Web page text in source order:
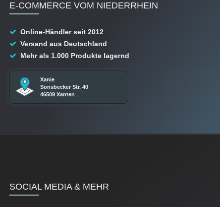
E-COMMERCE VOM NIEDERRHEIN
Online-Händler seit 2012
Versand aus Deutschland
Mehr als 1.000 Produkte lagernd
Xanie
Sonsbecker Str. 40
46509 Xanten
SOCIAL MEDIA & MEHR